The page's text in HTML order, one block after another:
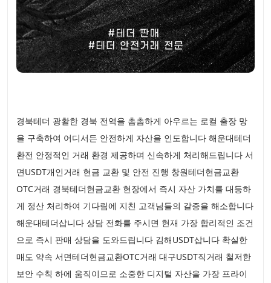
경북테더 광활한 경북 전역을 촘촘하게 아우르는 로컬 출장 망
을 구축하여 어디서든 안전하게 자산을 인도합니다 해운대테더
환전 안정적인 거래 환경 제공하며 신속하게 처리해드립니다 서
면USDT개인거래 현금 교환 및 안전 진행 창원테더현금교환
OTC거래 경북테더현금교환 현장에서 즉시 자산 가치를 대등하
게 정산 처리하여 기다림에 지친 고객님들의 갈증을 해소합니다
해운대테더삽니다 상담 전화를 주시면 현재 가장 합리적인 조건
으로 즉시 판매 상담을 도와드립니다 김해USDT삽니다 확실한
매도 약속 서면테더현금교환OTC거래 대구USDT직거래 철저한
보안 수칙 하에 움직이므로 소중한 디지털 자산을 가장 프라이